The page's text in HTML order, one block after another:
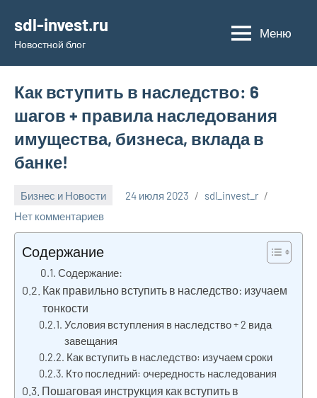
содержимому
sdl-invest.ru
Новостной блог
Меню
Как вступить в наследство: 6
шагов + правила наследования
имущества, бизнеса, вклада в
банке!
Бизнес и Новости 24 июля 2023
sdl_invest_r
Нет комментариев
Содержание
Содержание:
Как правильно вступить в наследство: изучаем
тонкости
Условия вступления в наследство + 2 вида
завещания
Как вступить в наследство: изучаем сроки
Кто последний: очередность наследования
Пошаговая инструкция как вступить в